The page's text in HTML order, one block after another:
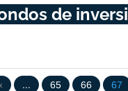
de
... 65 66 67